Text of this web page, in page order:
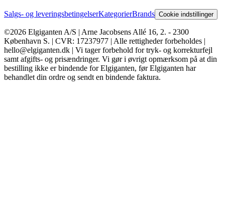
Salgs- og leveringsbetingelserKategorierBrands Cookie indstillinger
©2026 Elgiganten A/S | Arne Jacobsens Allé 16, 2. - 2300
København S. | CVR: 17237977 | Alle rettigheder forbeholdes |
hello@elgiganten.dk | Vi tager forbehold for tryk- og korrekturfejl
samt afgifts- og prisændringer. Vi gør i øvrigt opmærksom på at din
bestilling ikke er bindende for Elgiganten, før Elgiganten har
behandlet din ordre og sendt en bindende faktura.